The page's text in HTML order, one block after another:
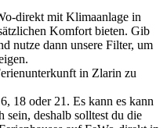
direkt mit Klimaanlage in
Komfort bieten. Gib
nutze dann unsere Filter, um
in Zlarin zu
18 oder 21. Es kann es kann
deshalb solltest du die